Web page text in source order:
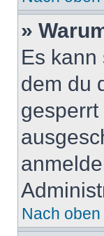
»
Es
dem du
Nach oben